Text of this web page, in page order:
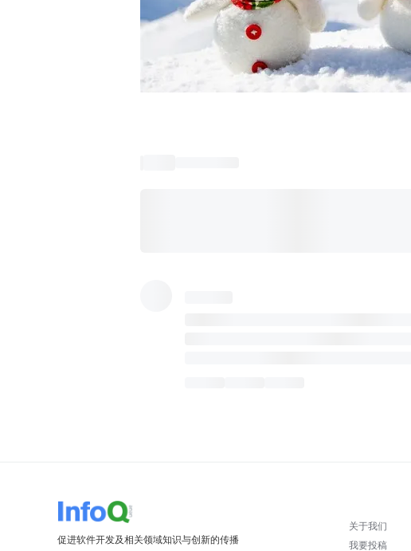
促进软件开发及相关领域知识与创新的传播
关于我们
我要投稿